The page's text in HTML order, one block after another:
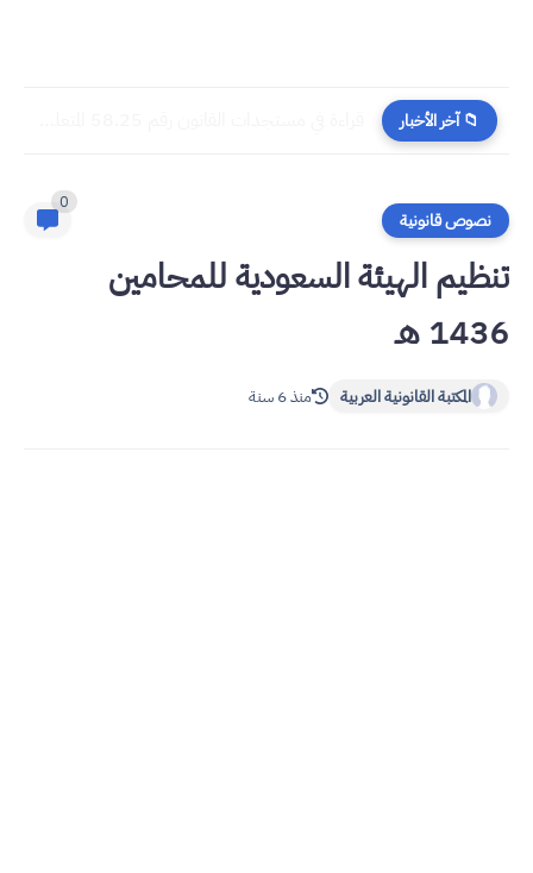
📁 آخر الأخبار
نصوص قانونية
0
تنظيم الهيئة السعودية للمحامين
1436 هـ
المكتبة القانونية العربية منذ 6 سنة